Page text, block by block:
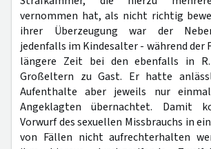
vernommen hat, als nicht richtig
ihrer Überzeugung war der
jedenfalls im Kindesalter - während der
längere Zeit bei den ebenfalls in
Großeltern zu Gast. Er hatte
Aufenthalte aber jeweils nur
Angeklagten übernachtet. Damit
Vorwurf des sexuellen Missbrauchs in
von Fällen nicht aufrechterhalten